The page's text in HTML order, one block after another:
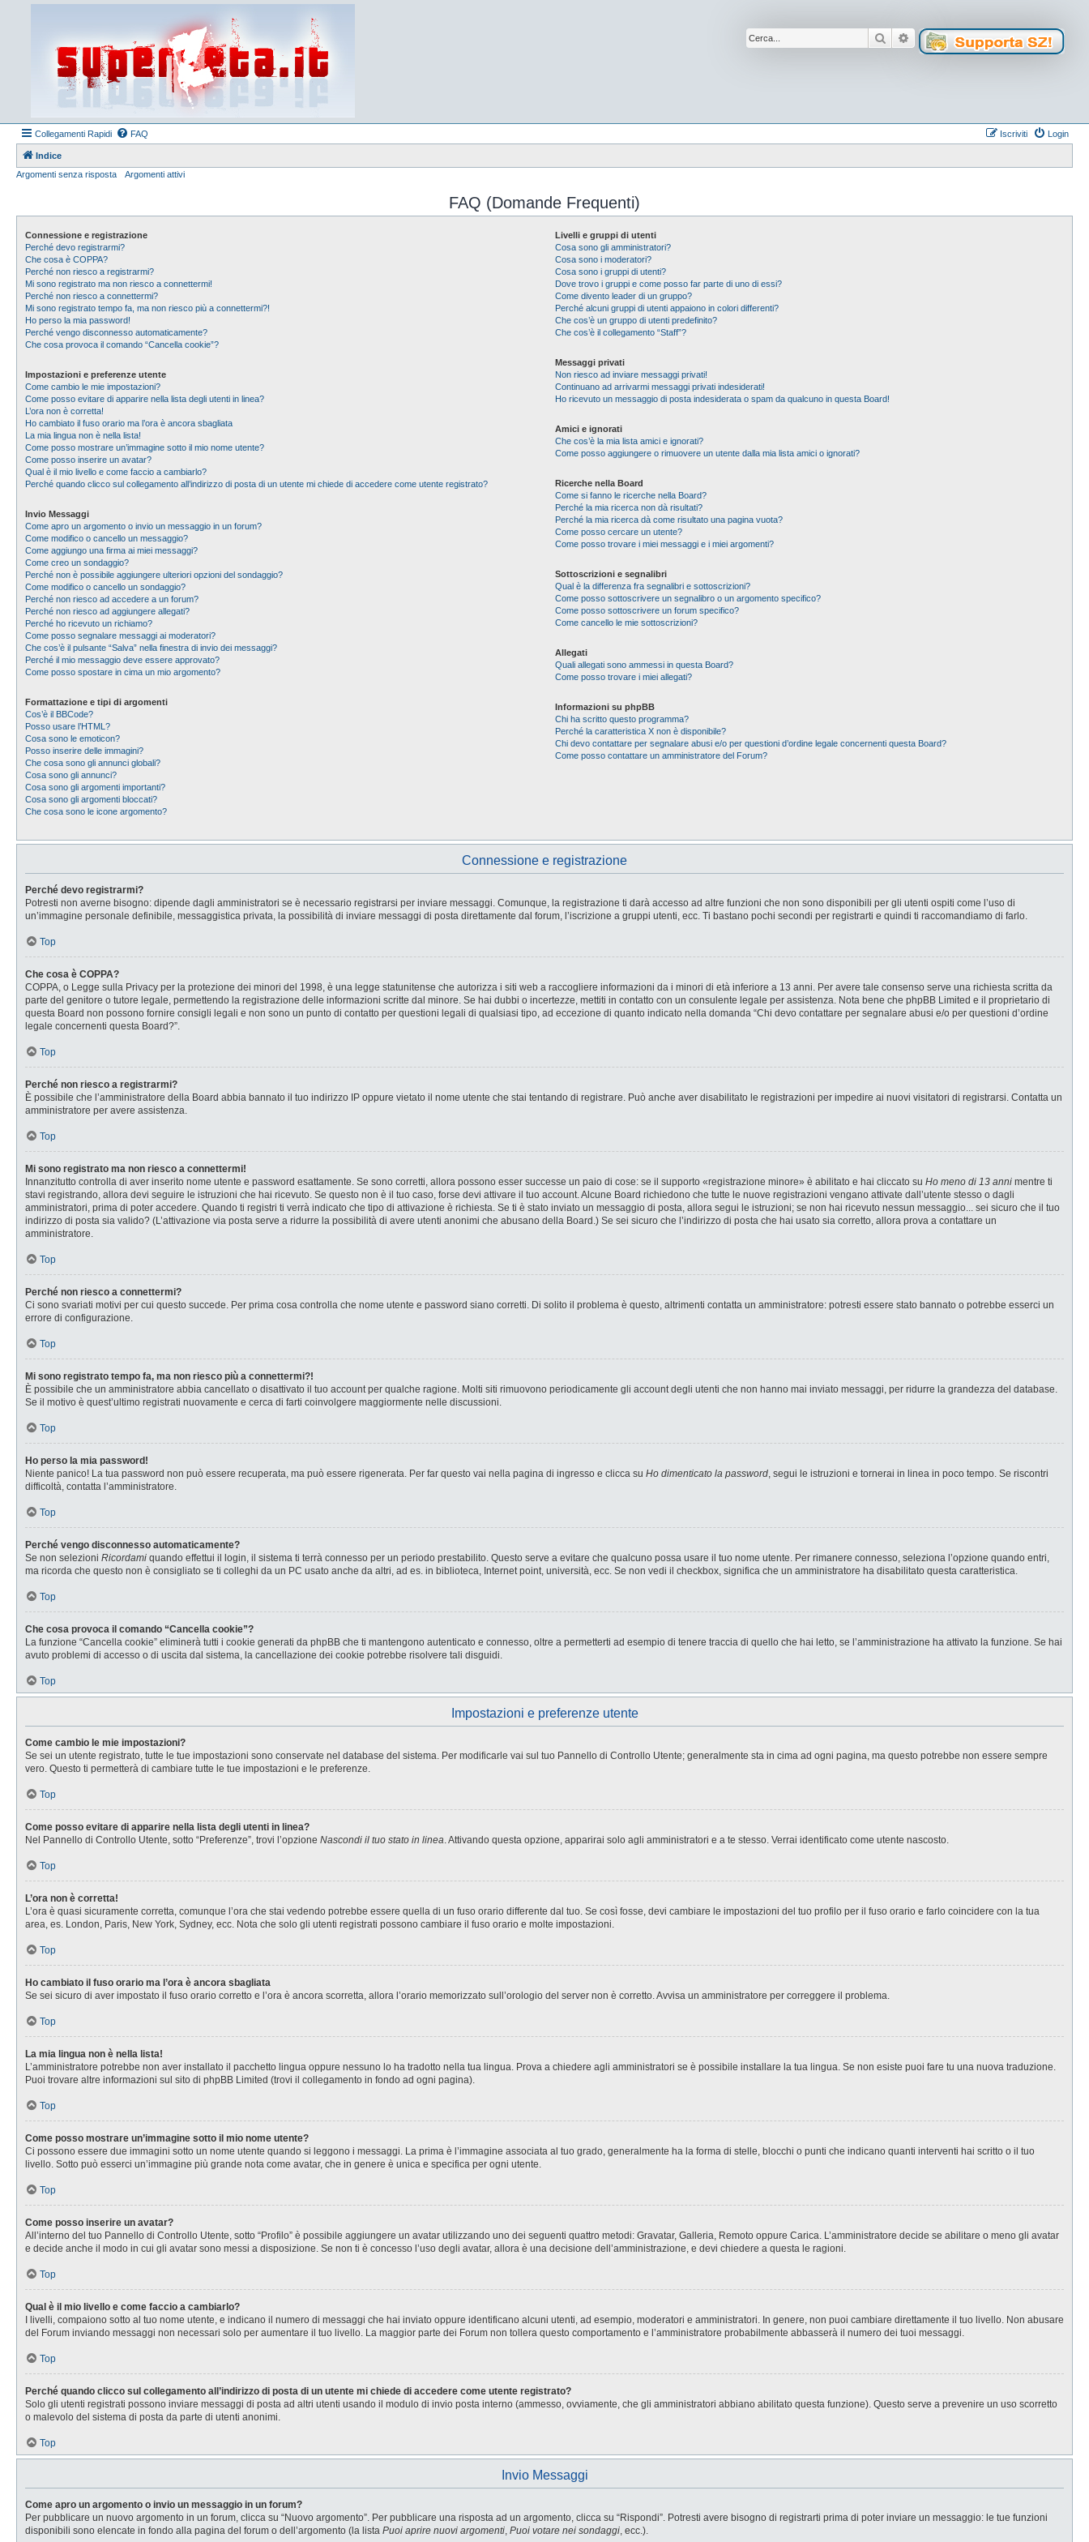
Cerca Ricerca avanzata
Collegamenti Rapidi FAQ Login
Iscriviti
Indice
Argomenti senza risposta
Argomenti attivi
FAQ (Domande Frequenti)
Connessione e registrazione
Perché devo registrarmi?
Che cosa è COPPA?
Perché non riesco a registrarmi?
Mi sono registrato ma non riesco a connettermi!
Perché non riesco a connettermi?
Mi sono registrato tempo fa, ma non riesco più a connettermi?!
Ho perso la mia password!
Perché vengo disconnesso automaticamente?
Che cosa provoca il comando “Cancella cookie”?
Impostazioni e preferenze utente
Come cambio le mie impostazioni?
Come posso evitare di apparire nella lista degli utenti in linea?
L’ora non è corretta!
Ho cambiato il fuso orario ma l’ora è ancora sbagliata
La mia lingua non è nella lista!
Come posso mostrare un’immagine sotto il mio nome utente?
Come posso inserire un avatar?
Qual è il mio livello e come faccio a cambiarlo?
Perché quando clicco sul collegamento all’indirizzo di posta di un utente mi chiede di accedere come utente registrato?
Invio Messaggi
Come apro un argomento o invio un messaggio in un forum?
Come modifico o cancello un messaggio?
Come aggiungo una firma ai miei messaggi?
Come creo un sondaggio?
Perché non è possibile aggiungere ulteriori opzioni del sondaggio?
Come modifico o cancello un sondaggio?
Perché non riesco ad accedere a un forum?
Perché non riesco ad aggiungere allegati?
Perché ho ricevuto un richiamo?
Come posso segnalare messaggi ai moderatori?
Che cos’è il pulsante “Salva” nella finestra di invio dei messaggi?
Perché il mio messaggio deve essere approvato?
Come posso spostare in cima un mio argomento?
Formattazione e tipi di argomenti
Cos’è il BBCode?
Posso usare l’HTML?
Cosa sono le emoticon?
Posso inserire delle immagini?
Che cosa sono gli annunci globali?
Cosa sono gli annunci?
Cosa sono gli argomenti importanti?
Cosa sono gli argomenti bloccati?
Che cosa sono le icone argomento?
Livelli e gruppi di utenti
Cosa sono gli amministratori?
Cosa sono i moderatori?
Cosa sono i gruppi di utenti?
Dove trovo i gruppi e come posso far parte di uno di essi?
Come divento leader di un gruppo?
Perché alcuni gruppi di utenti appaiono in colori differenti?
Che cos’è un gruppo di utenti predefinito?
Che cos’è il collegamento “Staff”?
Messaggi privati
Non riesco ad inviare messaggi privati!
Continuano ad arrivarmi messaggi privati indesiderati!
Ho ricevuto un messaggio di posta indesiderata o spam da qualcuno in questa Board!
Amici e ignorati
Che cos’è la mia lista amici e ignorati?
Come posso aggiungere o rimuovere un utente dalla mia lista amici o ignorati?
Ricerche nella Board
Come si fanno le ricerche nella Board?
Perché la mia ricerca non dà risultati?
Perché la mia ricerca dà come risultato una pagina vuota?
Come posso cercare un utente?
Come posso trovare i miei messaggi e i miei argomenti?
Sottoscrizioni e segnalibri
Qual è la differenza fra segnalibri e sottoscrizioni?
Come posso sottoscrivere un segnalibro o un argomento specifico?
Come posso sottoscrivere un forum specifico?
Come cancello le mie sottoscrizioni?
Allegati
Quali allegati sono ammessi in questa Board?
Come posso trovare i miei allegati?
Informazioni su phpBB
Chi ha scritto questo programma?
Perché la caratteristica X non è disponibile?
Chi devo contattare per segnalare abusi e/o per questioni d’ordine legale concernenti questa Board?
Come posso contattare un amministratore del Forum?
Connessione e registrazione
Perché devo registrarmi?
Potresti non averne bisogno: dipende dagli amministratori se è necessario registrarsi per inviare messaggi. Comunque, la registrazione ti darà accesso ad altre funzioni che non sono disponibili per gli utenti ospiti come l’uso di
un’immagine personale definibile, messaggistica privata, la possibilità di inviare messaggi di posta direttamente dal forum, l’iscrizione a gruppi utenti, ecc. Ti bastano pochi secondi per registrarti e quindi ti raccomandiamo di farlo.
Top
Che cosa è COPPA?
COPPA, o Legge sulla Privacy per la protezione dei minori del 1998, è una legge statunitense che autorizza i siti web a raccogliere informazioni da i minori di età inferiore a 13 anni. Per avere tale consenso serve una richiesta scritta da
parte del genitore o tutore legale, permettendo la registrazione delle informazioni scritte dal minore. Se hai dubbi o incertezze, mettiti in contatto con un consulente legale per assistenza. Nota bene che phpBB Limited e il proprietario di
questa Board non possono fornire consigli legali e non sono un punto di contatto per questioni legali di qualsiasi tipo, ad eccezione di quanto indicato nella domanda “Chi devo contattare per segnalare abusi e/o per questioni d’ordine
legale concernenti questa Board?”.
Top
Perché non riesco a registrarmi?
È possibile che l’amministratore della Board abbia bannato il tuo indirizzo IP oppure vietato il nome utente che stai tentando di registrare. Può anche aver disabilitato le registrazioni per impedire ai nuovi visitatori di registrarsi. Contatta un
amministratore per avere assistenza.
Top
Mi sono registrato ma non riesco a connettermi!
Innanzitutto controlla di aver inserito nome utente e password esattamente. Se sono corretti, allora possono esser successe un paio di cose: se il supporto «registrazione minore» è abilitato e hai cliccato su Ho meno di 13 anni mentre ti
stavi registrando, allora devi seguire le istruzioni che hai ricevuto. Se questo non è il tuo caso, forse devi attivare il tuo account. Alcune Board richiedono che tutte le nuove registrazioni vengano attivate dall’utente stesso o dagli
amministratori, prima di poter accedere. Quando ti registri ti verrà indicato che tipo di attivazione è richiesta. Se ti è stato inviato un messaggio di posta, allora segui le istruzioni; se non hai ricevuto nessun messaggio... sei sicuro che il tuo
indirizzo di posta sia valido? (L’attivazione via posta serve a ridurre la possibilità di avere utenti anonimi che abusano della Board.) Se sei sicuro che l’indirizzo di posta che hai usato sia corretto, allora prova a contattare un
amministratore.
Top
Perché non riesco a connettermi?
Ci sono svariati motivi per cui questo succede. Per prima cosa controlla che nome utente e password siano corretti. Di solito il problema è questo, altrimenti contatta un amministratore: potresti essere stato bannato o potrebbe esserci un
errore di configurazione.
Top
Mi sono registrato tempo fa, ma non riesco più a connettermi?!
È possibile che un amministratore abbia cancellato o disattivato il tuo account per qualche ragione. Molti siti rimuovono periodicamente gli account degli utenti che non hanno mai inviato messaggi, per ridurre la grandezza del database.
Se il motivo è quest’ultimo registrati nuovamente e cerca di farti coinvolgere maggiormente nelle discussioni.
Top
Ho perso la mia password!
Niente panico! La tua password non può essere recuperata, ma può essere rigenerata. Per far questo vai nella pagina di ingresso e clicca su Ho dimenticato la password, segui le istruzioni e tornerai in linea in poco tempo. Se riscontri
difficoltà, contatta l’amministratore.
Top
Perché vengo disconnesso automaticamente?
Se non selezioni Ricordami quando effettui il login, il sistema ti terrà connesso per un periodo prestabilito. Questo serve a evitare che qualcuno possa usare il tuo nome utente. Per rimanere connesso, seleziona l’opzione quando entri,
ma ricorda che questo non è consigliato se ti colleghi da un PC usato anche da altri, ad es. in biblioteca, Internet point, università, ecc. Se non vedi il checkbox, significa che un amministratore ha disabilitato questa caratteristica.
Top
Che cosa provoca il comando “Cancella cookie”?
La funzione “Cancella cookie” eliminerà tutti i cookie generati da phpBB che ti mantengono autenticato e connesso, oltre a permetterti ad esempio di tenere traccia di quello che hai letto, se l’amministrazione ha attivato la funzione. Se hai
avuto problemi di accesso o di uscita dal sistema, la cancellazione dei cookie potrebbe risolvere tali disguidi.
Top
Impostazioni e preferenze utente
Come cambio le mie impostazioni?
Se sei un utente registrato, tutte le tue impostazioni sono conservate nel database del sistema. Per modificarle vai sul tuo Pannello di Controllo Utente; generalmente sta in cima ad ogni pagina, ma questo potrebbe non essere sempre
vero. Questo ti permetterà di cambiare tutte le tue impostazioni e le preferenze.
Top
Come posso evitare di apparire nella lista degli utenti in linea?
Nel Pannello di Controllo Utente, sotto “Preferenze”, trovi l’opzione Nascondi il tuo stato in linea. Attivando questa opzione, apparirai solo agli amministratori e a te stesso. Verrai identificato come utente nascosto.
Top
L’ora non è corretta!
L’ora è quasi sicuramente corretta, comunque l’ora che stai vedendo potrebbe essere quella di un fuso orario differente dal tuo. Se così fosse, devi cambiare le impostazioni del tuo profilo per il fuso orario e farlo coincidere con la tua
area, es. London, Paris, New York, Sydney, ecc. Nota che solo gli utenti registrati possono cambiare il fuso orario e molte impostazioni.
Top
Ho cambiato il fuso orario ma l’ora è ancora sbagliata
Se sei sicuro di aver impostato il fuso orario corretto e l’ora è ancora scorretta, allora l’orario memorizzato sull’orologio del server non è corretto. Avvisa un amministratore per correggere il problema.
Top
La mia lingua non è nella lista!
L’amministratore potrebbe non aver installato il pacchetto lingua oppure nessuno lo ha tradotto nella tua lingua. Prova a chiedere agli amministratori se è possibile installare la tua lingua. Se non esiste puoi fare tu una nuova traduzione.
Puoi trovare altre informazioni sul sito di phpBB Limited (trovi il collegamento in fondo ad ogni pagina).
Top
Come posso mostrare un’immagine sotto il mio nome utente?
Ci possono essere due immagini sotto un nome utente quando si leggono i messaggi. La prima è l’immagine associata al tuo grado, generalmente ha la forma di stelle, blocchi o punti che indicano quanti interventi hai scritto o il tuo
livello. Sotto può esserci un’immagine più grande nota come avatar, che in genere è unica e specifica per ogni utente.
Top
Come posso inserire un avatar?
All’interno del tuo Pannello di Controllo Utente, sotto “Profilo” è possibile aggiungere un avatar utilizzando uno dei seguenti quattro metodi: Gravatar, Galleria, Remoto oppure Carica. L’amministratore decide se abilitare o meno gli avatar
e decide anche il modo in cui gli avatar sono messi a disposizione. Se non ti è concesso l’uso degli avatar, allora è una decisione dell’amministrazione, e devi chiedere a questa le ragioni.
Top
Qual è il mio livello e come faccio a cambiarlo?
I livelli, compaiono sotto al tuo nome utente, e indicano il numero di messaggi che hai inviato oppure identificano alcuni utenti, ad esempio, moderatori e amministratori. In genere, non puoi cambiare direttamente il tuo livello. Non abusare
del Forum inviando messaggi non necessari solo per aumentare il tuo livello. La maggior parte dei Forum non tollera questo comportamento e l’amministratore probabilmente abbasserà il numero dei tuoi messaggi.
Top
Perché quando clicco sul collegamento all’indirizzo di posta di un utente mi chiede di accedere come utente registrato?
Solo gli utenti registrati possono inviare messaggi di posta ad altri utenti usando il modulo di invio posta interno (ammesso, ovviamente, che gli amministratori abbiano abilitato questa funzione). Questo serve a prevenire un uso scorretto
o malevolo del sistema di posta da parte di utenti anonimi.
Top
Invio Messaggi
Come apro un argomento o invio un messaggio in un forum?
Per pubblicare un nuovo argomento in un forum, clicca su “Nuovo argomento”. Per pubblicare una risposta ad un argomento, clicca su “Rispondi”. Potresti avere bisogno di registrarti prima di poter inviare un messaggio: le tue funzioni
disponibili sono elencate in fondo alla pagina del forum o dell’argomento (la lista Puoi aprire nuovi argomenti, Puoi votare nei sondaggi, ecc.).